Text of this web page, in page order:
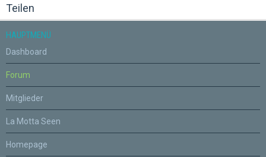
Teilen
HAUPTMENÜ
Dashboard
Forum
Mitglieder
La Motta Seen
Homepage